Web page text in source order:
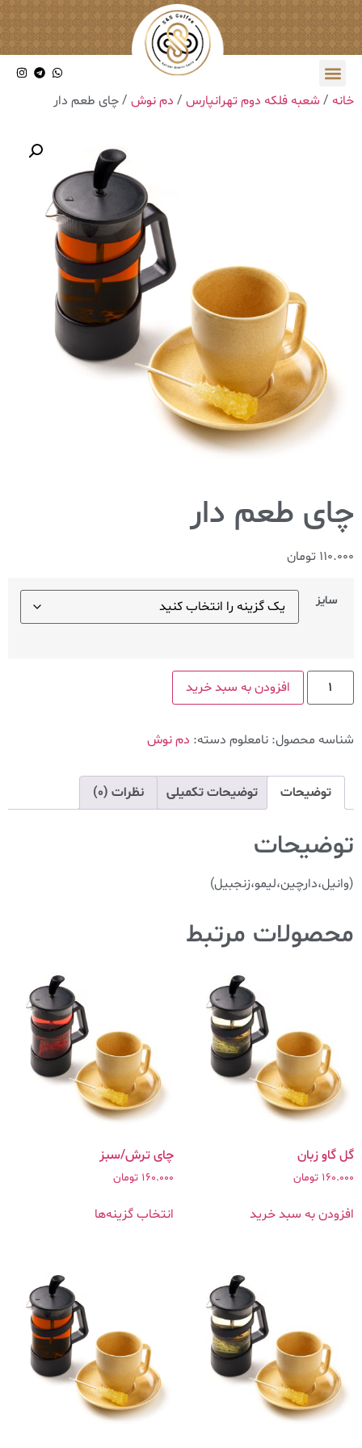
خانه / شعبه فلکه دوم تهرانپارس / دم نوش / چای طعم دار
چای طعم دار
110.000 تومان
سایز
افزودن به سبد خرید
شناسه محصول: نامعلوم دسته: دم نوش
توضیحات توضیحات تکمیلی نظرات (0)
توضیحات
(وانیل،دارچین،لیمو،زنجبیل)
محصولات مرتبط
گل گاو زبان
160.000 تومان
افزودن به سبد خرید
چای ترش/سبز
160.000 تومان
انتخاب گزینه‌ها